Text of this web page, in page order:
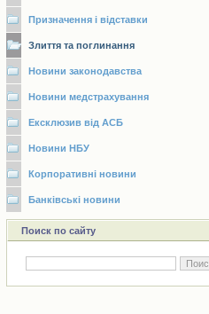
Призначення і відставки
Злиття та поглинання
Новини законодавства
Новини медстрахування
Ексклюзив від АСБ
Новини НБУ
Корпоративні новини
Банківські новини
Поиск по сайту